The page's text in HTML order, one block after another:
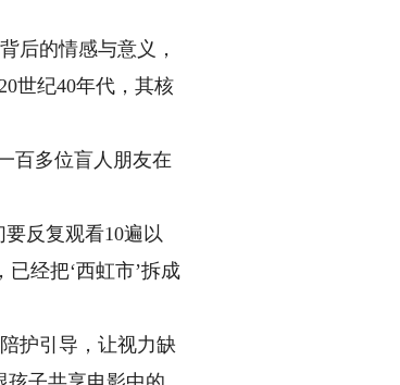
后的情感与意义，
世纪40年代，其核
百多位盲人朋友在
反复观看10遍以
经把‘西虹市’拆成
护引导，让视力缺